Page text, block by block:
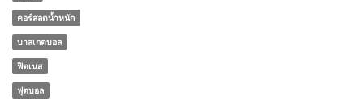
คอร์สลดน้ำหนัก
บาสเกตบอล
ฟิตเนส
ฟุตบอล